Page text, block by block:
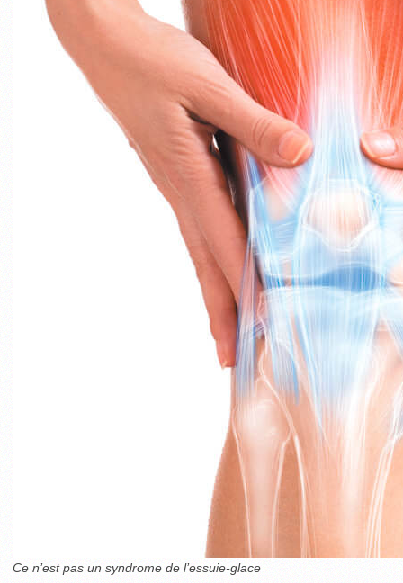
Ce n’est pas un syndrome de l’essuie-glace